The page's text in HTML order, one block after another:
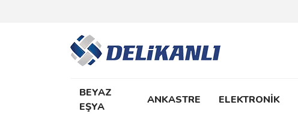
BEYAZ
EŞYA
ANKASTRE ELEKTRONİK